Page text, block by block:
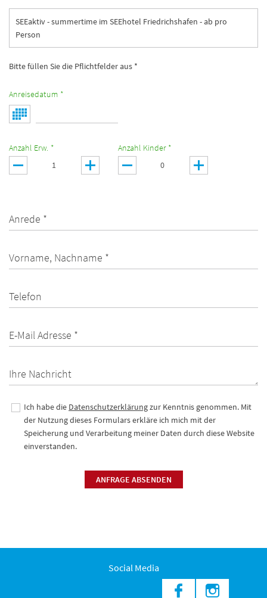
SEEaktiv - summertime im SEEhotel Friedrichshafen - ab pro
Person
Bitte füllen Sie die Pflichtfelder aus *
Anreisedatum *
Anzahl Erw. * Anzahl Kinder *
Anrede *
Vorname, Nachname *
Telefon
E-Mail Adresse *
Ihre Nachricht
Ich habe die Datenschutzerklärungzur Kenntnis genommen. Mit
der Nutzung dieses Formulars erkläre ich mich mit der
Speicherung und Verarbeitung meiner Daten durch diese Website
einverstanden.
ANFRAGE ABSENDEN
Social Media